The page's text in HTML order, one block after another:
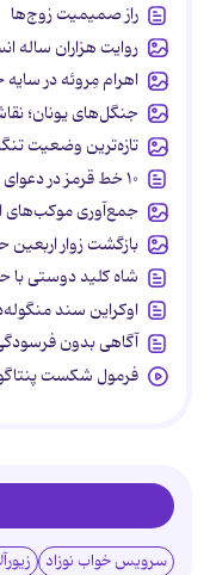
راز صمیمیت زوج‌ها
روایت هزاران ساله
اهرام مِروئه در
جنگل‌های یونان؛
تازه‌ترین وضعیت
۱۰ خط قرمز در دعوای همسران
جمع‌آوری موکب‌های
بازگشت زوار اربعین
شاه کلید دوستی با
اوکراین سند
آگاهی بدون
فرمول شکست
سرویس خواب نوزاد